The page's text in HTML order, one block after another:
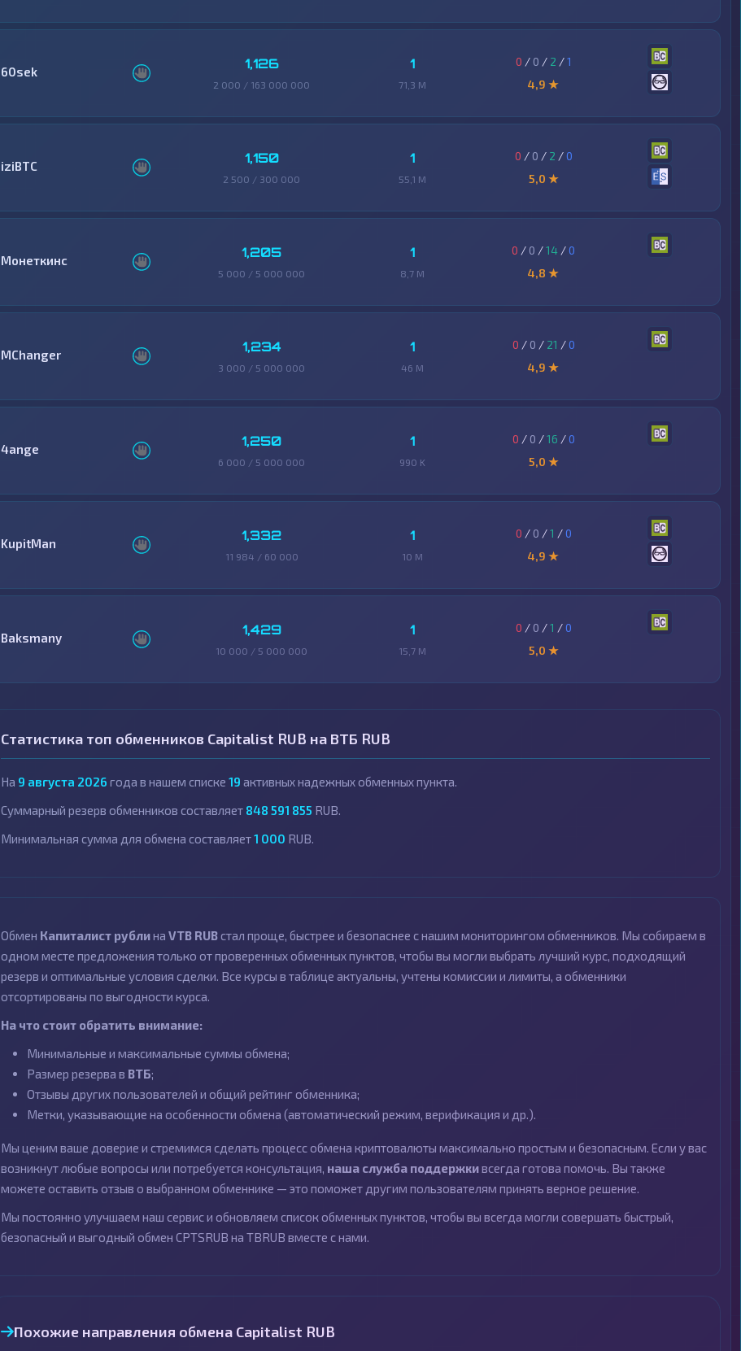
60sek 1,126
2 000 / 163 000 000
1
71,3 M
0 / 0 / 2 /1
4,9 ★
iziBTC 1,150
2 500 / 300 000
1
55,1 M
0 / 0 / 2 /0
5,0 ★
Монеткинс 1,205
5 000 / 5 000 000
1
8,7 M
0 / 0 /14 /0
4,8 ★
MChanger 1,234
3 000 / 5 000 000
1
46 M
0 / 0 / 21 /0
4,9 ★
4ange 1,250
6 000 / 5 000 000
1
990 K
0 / 0 /16 /0
5,0 ★
KupitMan 1,332
11 984 / 60 000
1
10 M
0 / 0 /1 /0
4,9 ★
Baksmany 1,429
10 000 / 5 000 000
1
15,7 M
0 / 0 /1 /0
5,0 ★
Статистика топ обменников Capitalist RUB на ВТБ RUB
На 9 августа 2026 года в нашем списке 19 активных надежных обменных пункта.
Суммарный резерв обменников составляет 848 591 855 RUB.
Минимальная сумма для обмена составляет1 000 RUB.
Обмен Капиталист рублина VTB RUBстал проще, быстрее и безопаснее с нашим мониторингом обменников. Мы собираем в
одном месте предложения только от проверенных обменных пунктов, чтобы вы могли выбрать лучший курс, подходящий
резерв и оптимальные условия сделки. Все курсы в таблице актуальны, учтены комиссии и лимиты, а обменники
отсортированы по выгодности курса.
На что стоит обратить внимание:
Минимальные и максимальные суммы обмена;
Размер резерва в ВТБ;
Отзывы других пользователей и общий рейтинг обменника;
Метки, указывающие на особенности обмена (автоматический режим, верификация и др.).
Мы ценим ваше доверие и стремимся сделать процесс обмена криптовалюты максимально простым и безопасным. Если у вас
возникнут любые вопросы или потребуется консультация, наша служба поддержкивсегда готова помочь. Вы также
можете оставить отзыв о выбранном обменнике — это поможет другим пользователям принять верное решение.
Мы постоянно улучшаем наш сервис и обновляем список обменных пунктов, чтобы вы всегда могли совершать быстрый,
безопасный и выгодный обмен CPTSRUB на TBRUB вместе с нами.
Похожие направления обмена Capitalist RUB